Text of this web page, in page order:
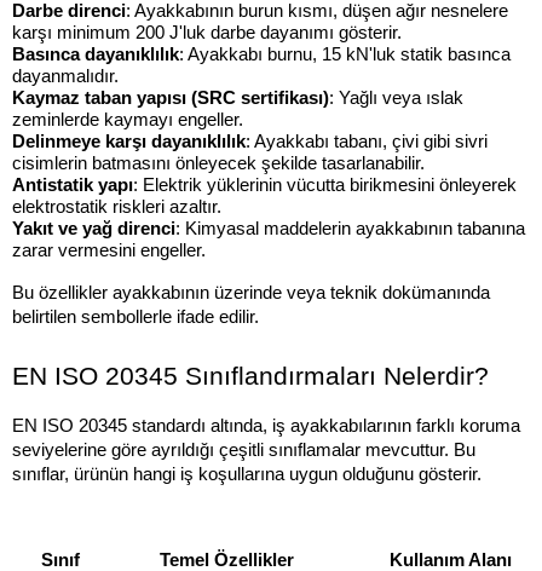
Darbe direnci: Ayakkabının burun kısmı, düşen ağır nesnelere
karşı minimum 200 J'luk darbe dayanımı gösterir.
Basınca dayanıklılık: Ayakkabı burnu, 15 kN'luk statik basınca
dayanmalıdır.
Kaymaz taban yapısı (SRC sertifikası): Yağlı veya ıslak
zeminlerde kaymayı engeller.
Delinmeye karşı dayanıklılık: Ayakkabı tabanı, çivi gibi sivri
cisimlerin batmasını önleyecek şekilde tasarlanabilir.
Antistatik yapı: Elektrik yüklerinin vücutta birikmesini önleyerek
elektrostatik riskleri azaltır.
Yakıt ve yağ direnci: Kimyasal maddelerin ayakkabının tabanına
zarar vermesini engeller.
Bu özellikler ayakkabının üzerinde veya teknik dokümanında
belirtilen sembollerle ifade edilir.
EN ISO 20345 Sınıflandırmaları Nelerdir?
EN ISO 20345 standardı altında, iş ayakkabılarının farklı koruma
seviyelerine göre ayrıldığı çeşitli sınıflamalar mevcuttur. Bu
sınıflar, ürünün hangi iş koşullarına uygun olduğunu gösterir.
Sınıf Temel Özellikler Kullanım Alanı